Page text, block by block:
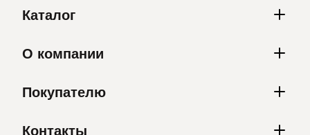
Каталог
О компании
Покупателю
Контакты